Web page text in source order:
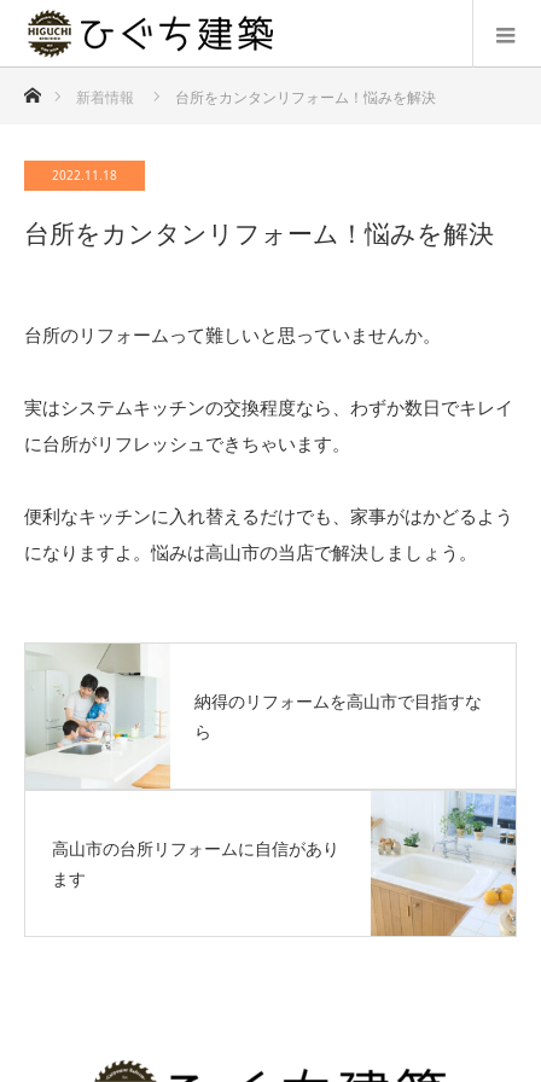
ホーム新着情報 台所をカンタンリフォーム！悩みを解決
2022.11.18
台所をカンタンリフォーム！悩みを解決
台所のリフォームって難しいと思っていませんか。
実はシステムキッチンの交換程度なら、わずか数日でキレイ
に台所がリフレッシュできちゃいます。
便利なキッチンに入れ替えるだけでも、家事がはかどるよう
になりますよ。悩みは高山市の当店で解決しましょう。
納得のリフォームを高山市で目指すな
ら
高山市の台所リフォームに自信があり
ます